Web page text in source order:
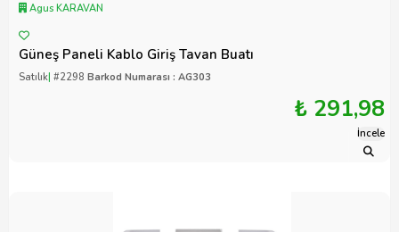
Agus KARAVAN
Güneş Paneli Kablo Giriş Tavan Buatı
Satılık| #2298 Barkod Numarası : AG303
₺ 291,98
İncele